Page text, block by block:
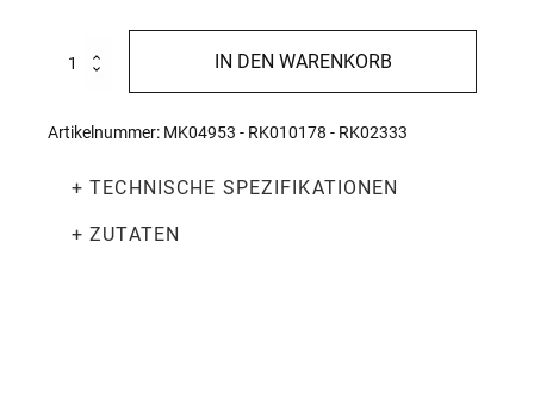
rechteckige
Menge
IN DEN WARENKORB
Artikelnummer: MK04953 - RK010178 - RK02333
+ TECHNISCHE SPEZIFIKATIONEN
+ ZUTATEN